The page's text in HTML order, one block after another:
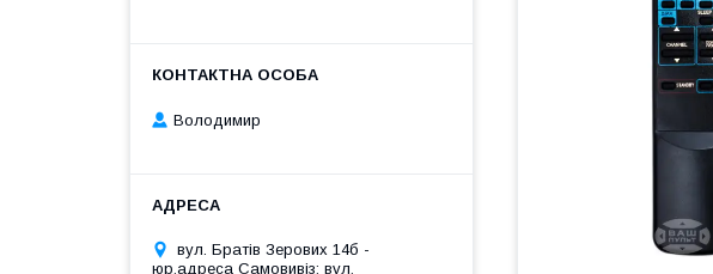
Володимир
вул. Братів Зерових 14б -
юр.адреса Самовивіз: вул.